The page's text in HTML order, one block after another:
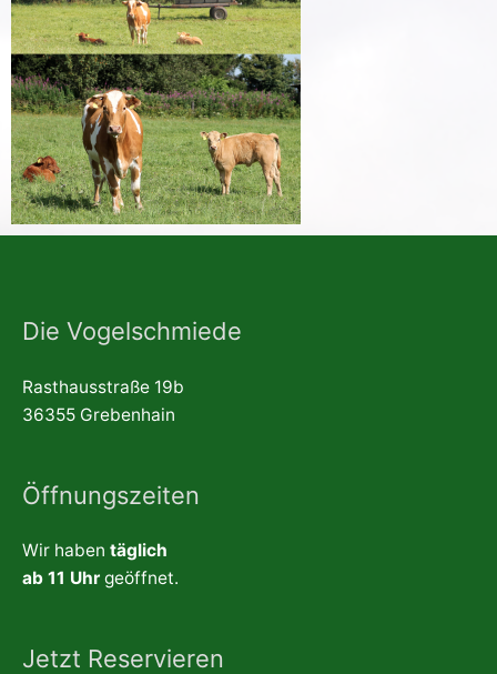
Die Vogelschmiede
Rasthausstraße 19b
36355 Grebenhain
Öffnungszeiten
Wir haben täglich
ab 11 Uhr geöffnet.
Jetzt Reservieren